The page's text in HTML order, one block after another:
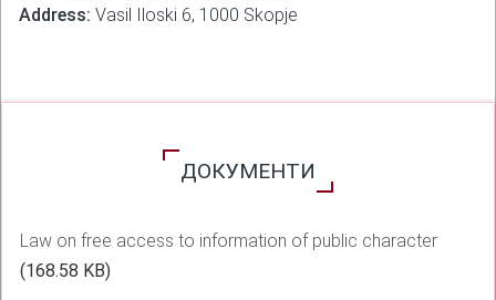
Address: Vasil Iloski 6, 1000 Skopje
ДОКУМЕНТИ
Law on free access to information of public character
(168.58 KB)